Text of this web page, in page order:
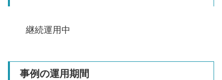
継続運用中
事例の運用期間